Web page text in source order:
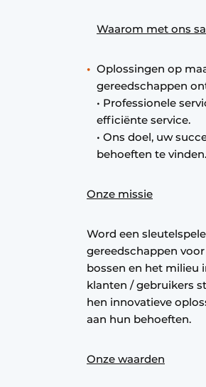
Waarom met ons
Oplossingen op
gereedschappen
• Professionele
efficiënte service.
• Ons doel, uw
behoeften te vinden.
Onze missie
Word een
gereedschappen
bossen en het milieu
klanten / gebruikers
hen innovatieve
aan hun behoeften.
Onze waarden